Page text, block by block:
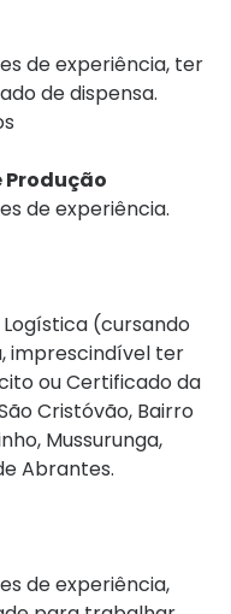
de experiência, ter
de dispensa.
Produção
de experiência.
(cursando
imprescindível ter
ou Certificado da
Cristóvão, Bairro
Mussurunga,
Abrantes.
de experiência,